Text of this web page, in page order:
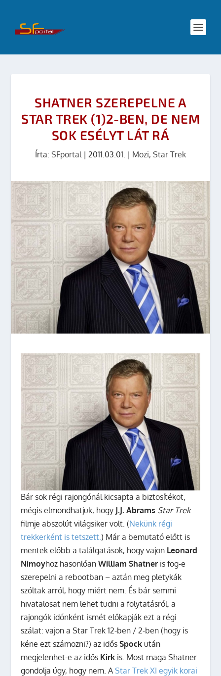
SHATNER SZEREPELNE A
STAR TREK (1)2-BEN, DE NEM
SOK ESÉLYT LÁT RÁ
Írta: SFportal| 2011.03.01. | Mozi, Star Trek
Bár sok régi rajongónál kicsapta a biztosítékot,
mégis elmondhatjuk, hogy J.J. Abrams Star Trek
filmje abszolút világsiker volt. (Nekünk régi
trekkerként is tetszett.) Már a bemutató előtt is
mentek előbb a találgatások, hogy vajon Leonard
Nimoyhoz hasonlóanWilliam Shatner is fog-e
szerepelni a rebootban – aztán meg pletykák
szóltak arról, hogy miért nem. És bár semmi
hivatalosat nem lehet tudni a folytatásról, a
rajongók időnként ismét előkapják ezt a régi
szálat: vajon a Star Trek 12-ben / 2-ben (hogy is
kéne ezt számozni?) az idősSpockután
megjelenhet-e az idős Kirk is. Most maga Shatner
gondolja úgy, hogy nem.AStar Trek XI egyik korai